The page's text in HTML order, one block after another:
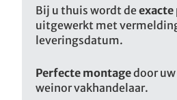
Bij u thuis wordt de
uitgewerkt met
leveringsdatum.
Perfecte montagedoor
weinor vakhandelaar.